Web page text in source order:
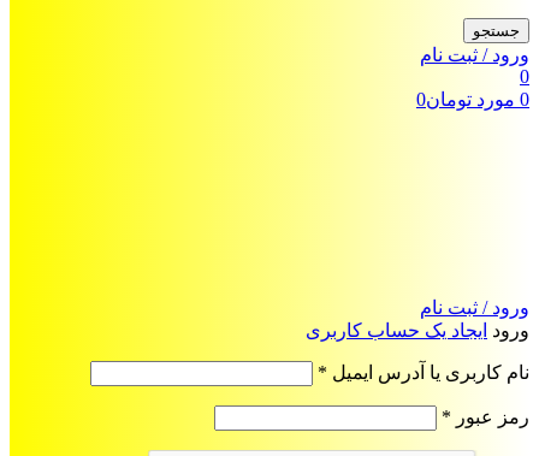
جستجو
ورود / ثبت نام
0
0 مورد تومان0
ورود / ثبت نام
ورود ایجاد یک حساب کاربری
نام کاربری یا آدرس ایمیل *
رمز عبور *